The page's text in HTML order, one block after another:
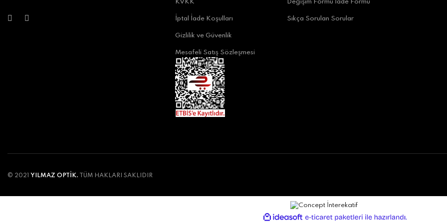
Fener, Tekelioğlu Caddesi No:55, 07160 Muratpaşa/Antalya
Yilmaz Optik Migros AVM
0 242 228 11 22
KVKK
İptal İade Koşulları
Gizlilik ve Güvenlik
Mesafeli Satış Sözleşmesi
Değişim Formu İade Formu
Sıkça Sorulan Sorular
© 2021 YILMAZ OPTİK. TÜM HAKLARI SAKLIDIR
ideasoft
e-